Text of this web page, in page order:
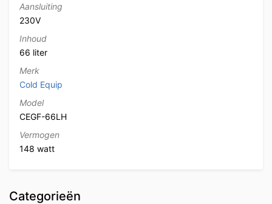
Aansluiting
230V
Inhoud
66 liter
Merk
Cold Equip
Model
CEGF-66LH
Vermogen
148 watt
Categorieën